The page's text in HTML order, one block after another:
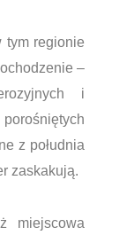
tym regionie
–
i
z południa
zaskakują.
miejscowa